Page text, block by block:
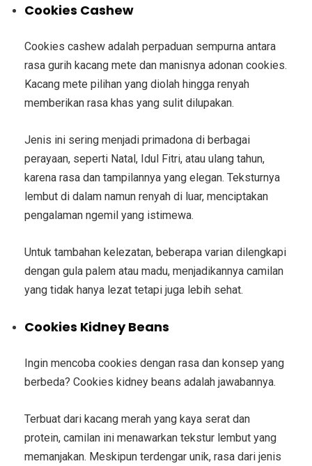
Cookies Cashew
Cookies cashew adalah perpaduan sempurna antara
rasa gurih kacang mete dan manisnya adonan cookies.
Kacang mete pilihan yang diolah hingga renyah
memberikan rasa khas yang sulit dilupakan.
Jenis ini sering menjadi primadona di berbagai
perayaan, seperti Natal, Idul Fitri, atau ulang tahun,
karena rasa dan tampilannya yang elegan. Teksturnya
lembut di dalam namun renyah di luar, menciptakan
pengalaman ngemil yang istimewa.
Untuk tambahan kelezatan, beberapa varian dilengkapi
dengan gula palem atau madu, menjadikannya camilan
yang tidak hanya lezat tetapi juga lebih sehat.
Cookies Kidney Beans
Ingin mencoba cookies dengan rasa dan konsep yang
berbeda? Cookies kidney beans adalah jawabannya.
Terbuat dari kacang merah yang kaya serat dan
protein, camilan ini menawarkan tekstur lembut yang
memanjakan. Meskipun terdengar unik, rasa dari jenis